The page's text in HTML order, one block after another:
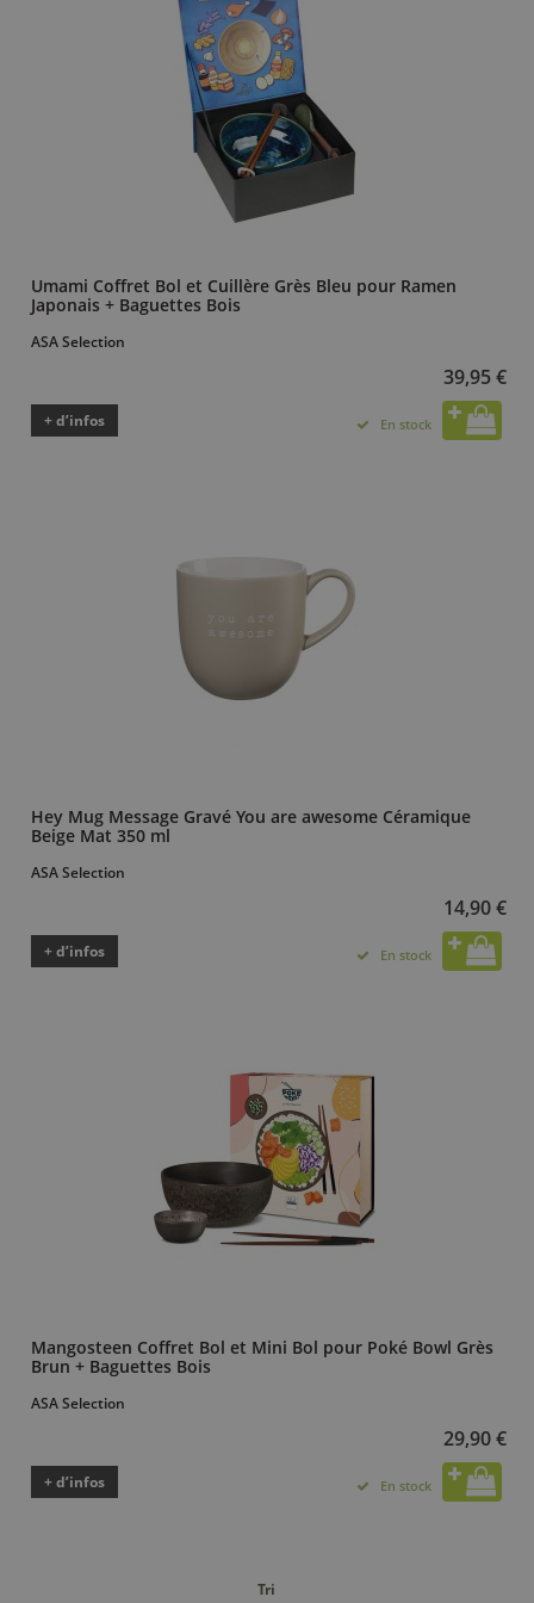
Umami Coffret Bol et Cuillère Grès Bleu pour Ramen
Japonais + Baguettes Bois
ASA Selection
39,95 €
+ d’infos En stock
Hey Mug Message Gravé You are awesome Céramique
Beige Mat 350 ml
ASA Selection
14,90 €
+ d’infos En stock
Mangosteen Coffret Bol et Mini Bol pour Poké Bowl Grès
Brun + Baguettes Bois
ASA Selection
29,90 €
+ d’infos En stock
Tri